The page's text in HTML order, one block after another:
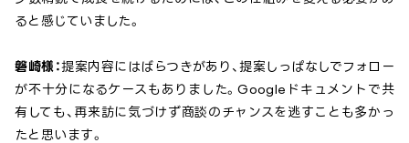
ると感じていました。
磐崎様：提案内容にはばらつきがあり、提案しっぱなしでフォロー
が不十分になるケースもありました。Googleドキュメントで共
有しても、再来訪に気づけず商談のチャンスを逃すことも多かっ
たと思います。